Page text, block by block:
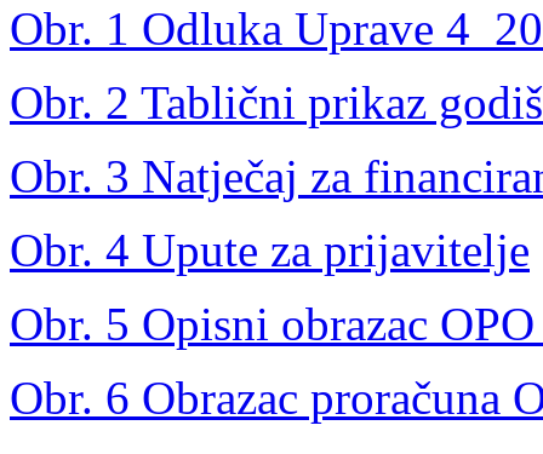
Obr. 1 Odluka Uprave
Obr. 2 Tablični prikaz
Obr. 3 Natječaj za
Obr. 4 Upute za prijavitelje
Obr. 5 Opisni obrazac
Obr. 6 Obrazac proračuna